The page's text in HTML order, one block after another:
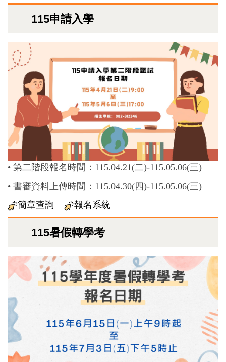
115申請入學
• 第二階段報名時間：115.04.21(二)-115.05.06(三)
• 書審資料上傳時間： 115.04.30(四)-115.05.06(三)
簡章查詢
報名系統
115暑假轉學考